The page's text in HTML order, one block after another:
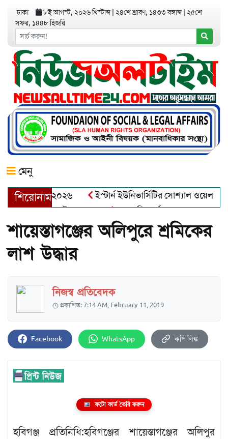
ঢাকা ৮ই আগস্ট, ২০২৬ খ্রিস্টাব্দ ২৪শে শ্রাবণ, ১৪৩৩ বঙ্গাব্দ ২৫শে
সফর, ১৪৪৮ হিজরি
মেনু
শিরোনাম
অ্যাওয়ার্ড–২০২৬
ইস্টার্ন ইউনিভার্সিটির সোশ্যাল ওয়েলফেয়ার
খালেক এর ইন্তেকাল
আত্মশুদ্ধি অর্জন ও অশুভকে বর্জন করে
শায়েস্তাগঞ্জের অলিপুরে শ্রমিকের
লাশ উদ্ধার
নিজস্ব প্রতিবেদক
প্রকাশিত: 7:14 AM, February 11, 2019
Facebook WhatsApp কপি লিঙ্ক
ফটো কার্ড তৈরি করুন
হবিগঞ্জ প্রতিনিধি:হবিগঞ্জের শায়েস্তাগঞ্জের অলিপুর